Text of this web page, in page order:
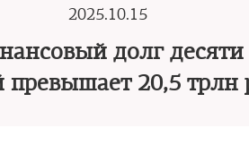
2025.10.15
долг десяти
20,5 трлн